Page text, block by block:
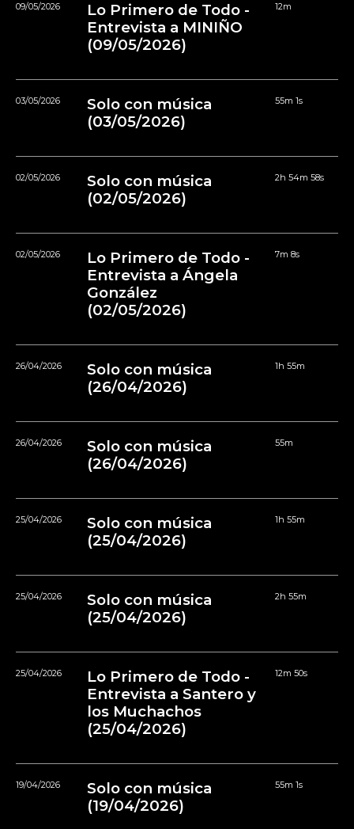
09/05/2026
Lo Primero de Todo -
Entrevista a MINIÑO
(09/05/2026)
12m
03/05/2026
Solo con música
(03/05/2026)
55m 1s
02/05/2026
Solo con música
(02/05/2026)
2h 54m 58s
02/05/2026
Lo Primero de Todo -
Entrevista a Ángela
González
(02/05/2026)
7m 8s
26/04/2026
Solo con música
(26/04/2026)
1h 55m
26/04/2026
Solo con música
(26/04/2026)
55m
25/04/2026
Solo con música
(25/04/2026)
1h 55m
25/04/2026
Solo con música
(25/04/2026)
2h 55m
25/04/2026
Lo Primero de Todo -
Entrevista a Santero y
los Muchachos
(25/04/2026)
12m 50s
19/04/2026
Solo con música
(19/04/2026)
55m 1s